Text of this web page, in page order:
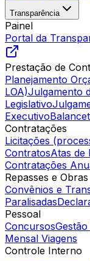
Transparência
Painel
Portal da
Prestação de
Planejamento
LOA)Julgamento
Legislativo
Executivo
Contratações
Licitações
ContratosAtas de
Contratações
Repasses e Obras
Convênios e
Paralisadas
Pessoal
Concursos
Mensal Viagens
Controle Interno